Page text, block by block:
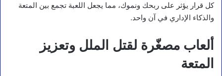
كل قرار يؤثر على ربحك ونموك، مما يجعل اللعبة تجمع بين المتعة
والذكاء الإداري في آن واحد.
ألعاب مصغّرة لقتل الملل وتعزيز
المتعة